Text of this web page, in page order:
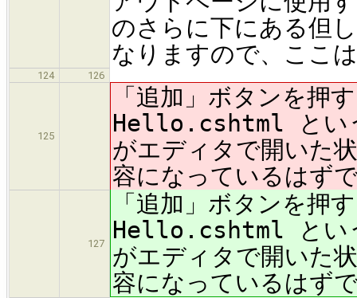
のさらに下にある但
なりますので、ここ
124 126
125
「追加」ボタンを押
Hello.cshtml という
がエディタで開いた
容になっているはず
127
「追加」ボタンを押
Hello.cshtml という
がエディタで開いた
容になっているはず